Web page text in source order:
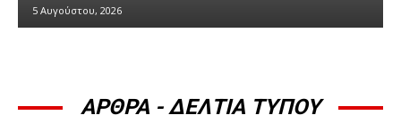
5 Αυγούστου, 2026
ΑΡΘΡΑ - ΔΕΛΤΙΑ ΤΥΠΟΥ
ΆΡΘΡΑ - ΔΕΛΤΊΑ ΤΎΠΟΥ